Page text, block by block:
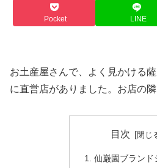
Pocket LINE
お土産屋さんで、よく見かける
に直営店がありました。お店の
目次
仙巌園ブランド